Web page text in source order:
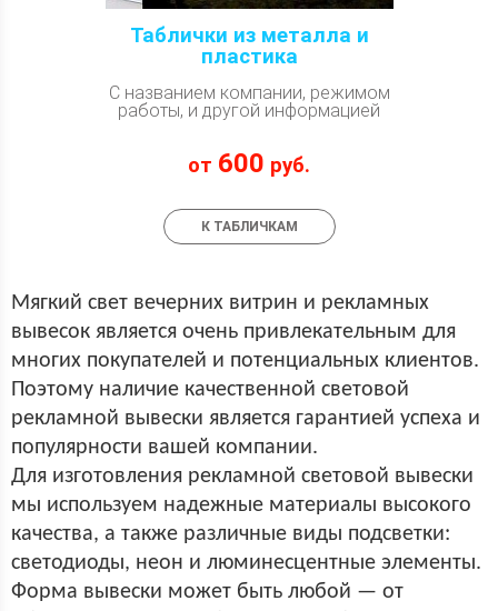
Таблички из металла и
пластика
С названием компании, режимом
работы, и другой информацией
от 600 руб.
К ТАБЛИЧКАМ
Мягкий свет вечерних витрин и рекламных
вывесок является очень привлекательным для
многих покупателей и потенциальных клиентов.
Поэтому наличие качественной световой
рекламной вывески является гарантией успеха и
популярности вашей компании.
Для изготовления рекламной световой вывески
мы используем надежные материалы высокого
качества, а также различные виды подсветки:
светодиоды, неон и люминесцентные элементы.
Форма вывески может быть любой — от